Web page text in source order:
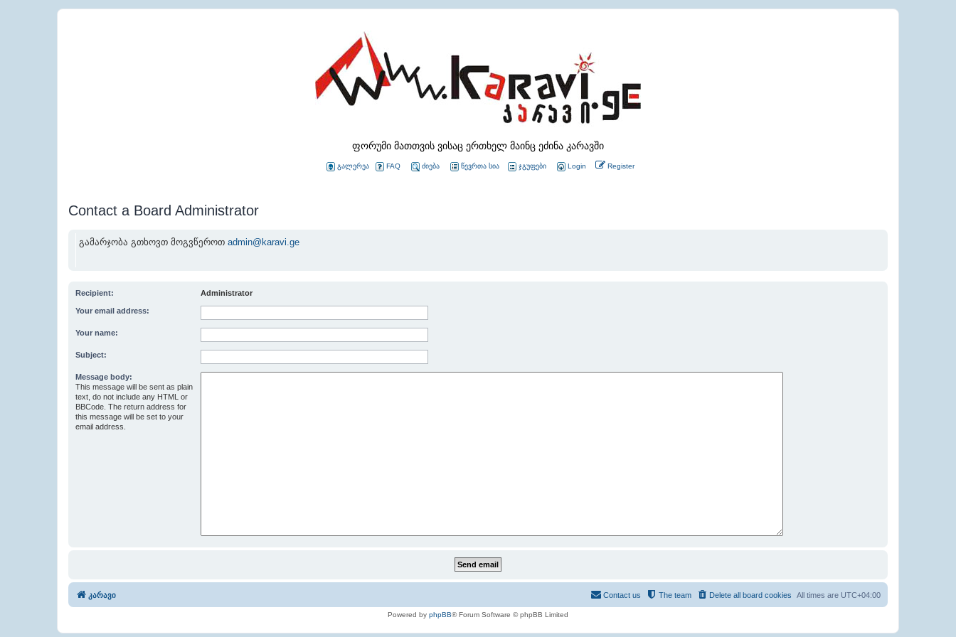
ფორუმი მათთვის ვისაც ერთხელ მაინც ეძინა კარავში
გალერეა FAQ ძიება წევრთა სია ჯგუფები Login Register
Contact a Board Administrator
გამარჯობა გთხოვთ მოგვწეროთ admin@karavi.ge
Recipient: Administrator
Your email address:
Your name:
Subject:
Message body:
This message will be sent as plain
text, do not include any HTML or
BBCode. The return address for
this message will be set to your
email address.
კარავი All times are UTC+04:00
Delete all board cookies
The team
Contact us
Powered by phpBB® Forum Software © phpBB Limited